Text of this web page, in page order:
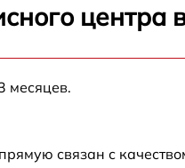
месяцев.
связан с